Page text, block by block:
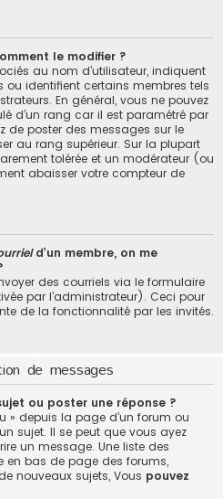
le modifier ?
au nom d’utilisateur, indiquent
identifient certains membres tels
En général, vous ne pouvez
d’un rang car il est paramétré par
de poster des messages sur le
au rang supérieur. Sur la plupart
tolérée et un modérateur (ou
abaisser votre compteur de
d’un membre, on me
des courriels via le formulaire
par l’administrateur). Ceci pour
de la fonctionnalité par les invités.
de messages
ou poster une réponse ?
» depuis la page d’un forum ou
sujet. Il se peut que vous ayez
un message. Une liste des
en bas de page des forums,
nouveaux sujets, Vous pouvez